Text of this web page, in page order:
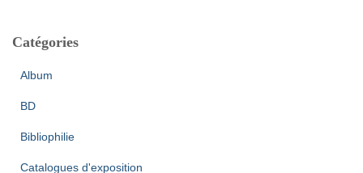
Catégories
Album
BD
Bibliophilie
Catalogues d'exposition